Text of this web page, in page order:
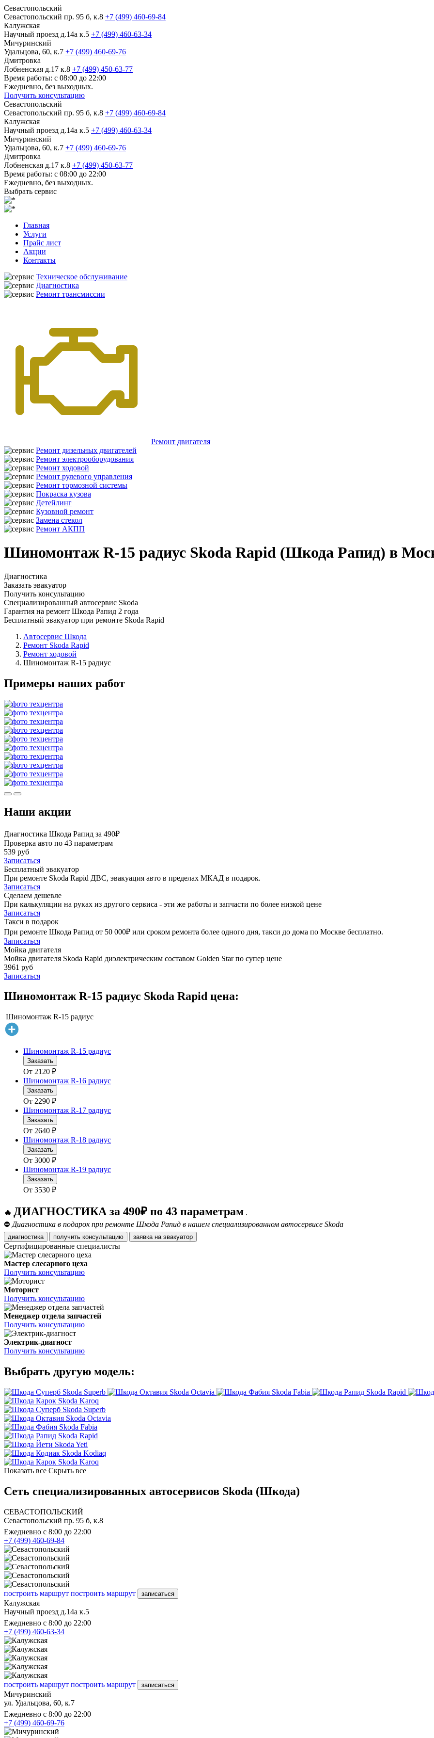
Севастопольский
Севастопольский пр. 95 б, к.8 +7 (499) 460-69-84
Калужская
Научный проезд д.14а к.5 +7 (499) 460-63-34
Мичуринский
Удальцова, 60, к.7 +7 (499) 460-69-76
Дмитровка
Лобненская д.17 к.8 +7 (499) 450-63-77
Время работы: с 08:00 до 22:00
Ежедневно, без выходных.
Получить консультацию
Севастопольский
Севастопольский пр. 95 б, к.8 +7 (499) 460-69-84
Калужская
Научный проезд д.14а к.5 +7 (499) 460-63-34
Мичуринский
Удальцова, 60, к.7 +7 (499) 460-69-76
Дмитровка
Лобненская д.17 к.8 +7 (499) 450-63-77
Время работы: с 08:00 до 22:00
Ежедневно, без выходных.
Выбрать сервис
Главная
Услуги
Прайс лист
Акции
Контакты
Техническое обслуживание
Диагностика
Ремонт трансмиссии
Ремонт двигателя
Ремонт дизельных двигателей
Ремонт электрооборудования
Ремонт ходовой
Ремонт рулевого управления
Ремонт тормозной системы
Покраска кузова
Детейлинг
Кузовной ремонт
Замена стекол
Ремонт АКПП
Шиномонтаж R-15 радиус Skoda Rapid (Шкода Рапид) в
Диагностика
Заказать эвакуатор
Получить консультацию
Специализированный автосервис Skoda
Гарантия на ремонт Шкода Рапид 2 года
Бесплатный эвакуатор при ремонте Skoda Rapid
Автосервис Шкода
Ремонт Skoda Rapid
Ремонт ходовой
Шиномонтаж R-15 радиус
Примеры наших работ
Наши акции
Диагностика Шкода Рапид за 490₽
Проверка авто по 43 параметрам
539 руб
Записаться
Бесплатный эвакуатор
При ремонте Skoda Rapid ДВС, эвакуация авто в пределах МКАД в подарок.
Записаться
Сделаем дешевле
При калькуляции на руках из другого сервиса - эти же работы и запчасти по более низкой цене
Записаться
Такси в подарок
При ремонте Шкода Рапид от 50 000₽ или сроком ремонта более одного дня, такси до дома по Москве бесплатно.
Записаться
Мойка двигателя
Мойка двигателя Skoda Rapid диэлектрическим составом Golden Star по супер цене
3961 руб
Записаться
Шиномонтаж R-15 радиус Skoda Rapid цена:
Шиномонтаж R-15 радиус
Шиномонтаж R-15 радиус
Заказать
От 2120 ₽
Шиномонтаж R-16 радиус
Заказать
От 2290 ₽
Шиномонтаж R-17 радиус
Заказать
От 2640 ₽
Шиномонтаж R-18 радиус
Заказать
От 3000 ₽
Шиномонтаж R-19 радиус
Заказать
От 3530 ₽
🔥 ДИАГНОСТИКА за 490₽ по 43 параметрам .
⛔ Диагностика в подарок при ремонте Шкода Рапид в нашем специализированном автосервисе Skoda
диагностика получить консультацию заявка на эвакуатор
Сертифицированные специалисты
Мастер слесарного цеха
Получить консультацию
Моторист
Получить консультацию
Менеджер отдела запчастей
Получить консультацию
Электрик-диагност
Получить консультацию
Выбрать другую модель:
Skoda Superb Skoda Octavia Skoda Fabia
Skoda Rapid
Skoda Karoq
Skoda Superb
Skoda Octavia
Skoda Fabia
Skoda Rapid
Skoda Yeti
Skoda Kodiaq
Skoda Karoq
Показать все Скрыть все
Сеть специализированных автосервисов Skoda (Шкода)
СЕВАСТОПОЛЬСКИЙ
Севастопольский пр. 95 б, к.8
Ежедневно с 8:00 до 22:00
+7 (499) 460-69-84
построить маршрут построить маршрут записаться
Калужская
Научный проезд д.14а к.5
Ежедневно с 8:00 до 22:00
+7 (499) 460-63-34
построить маршрут построить маршрут записаться
Мичуринский
ул. Удальцова, 60, к.7
Ежедневно с 8:00 до 22:00
+7 (499) 460-69-76